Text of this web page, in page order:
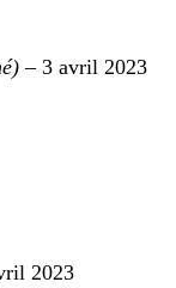
– 3 avril 2023
2023